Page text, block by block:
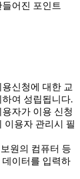
어진 포인트
신청에 대한 교
여 성립됩니다.
자가 이용 신청
이용자 관리시 필
원의 컴퓨터 등
이터를 입력하